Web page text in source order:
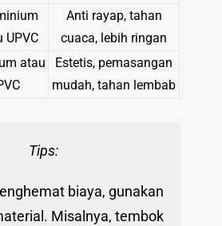
UPVC
Anti rayap, tahan
cuaca, lebih ringan
atau
Estetis, pemasangan
mudah, tahan lembab
Tips:
biaya, gunakan
Misalnya, tembok